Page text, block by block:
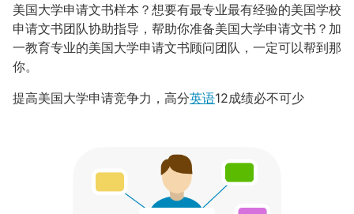
美国大学申请文书样本？想要有最专业最有经验的美国学校
申请文书团队协助指导，帮助你准备美国大学申请文书？加
一教育专业的美国大学申请文书顾问团队，一定可以帮到那
你。
提高美国大学申请竞争力，高分英语12成绩必不可少